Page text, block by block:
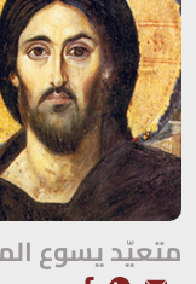
متعيّد يسوع